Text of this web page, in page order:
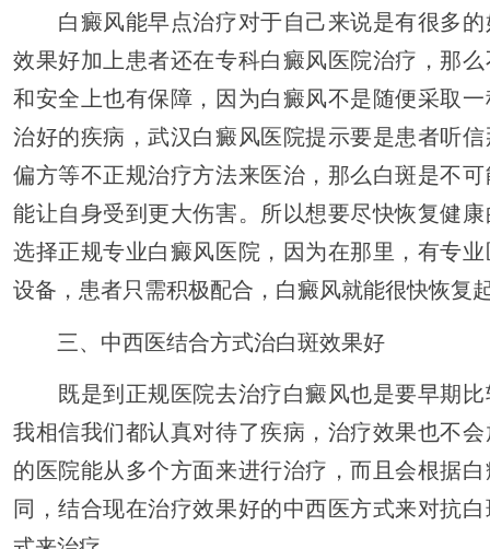
白癜风能早点治疗对于自己来说是有很多的
效果好加上患者还在专科白癜风医院治疗，那
和安全上也有保障，因为白癜风不是随便采取
治好的疾病，武汉白癜风医院提示要是患者听
偏方等不正规治疗方法来医治，那么白斑是不
能让自身受到更大伤害。所以想要尽快恢复健
选择正规专业白癜风医院，因为在那里，有专
设备，患者只需积极配合，白癜风就能很快恢复
三、中西医结合方式治白斑效果好
既是到正规医院去治疗白癜风也是要早期比
我相信我们都认真对待了疾病，治疗效果也不
的医院能从多个方面来进行治疗，而且会根据
同，结合现在治疗效果好的中西医方式来对抗